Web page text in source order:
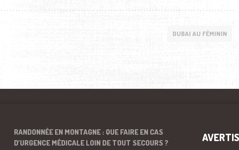
DUBAI AU FÉMININ
RANDONNÉE EN MONTAGNE : QUE FAIRE EN CAS
D’URGENCE MÉDICALE LOIN DE TOUT SECOURS ?